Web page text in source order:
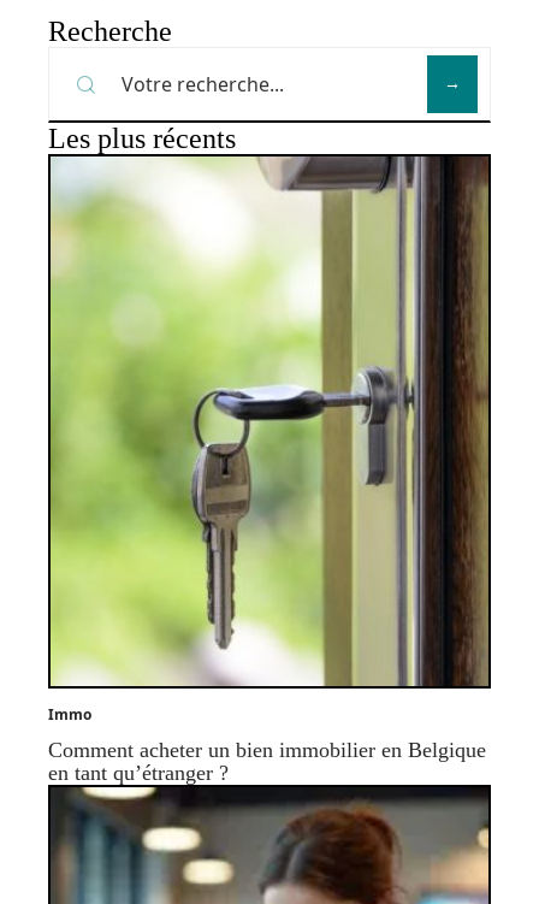
Recherche
Les plus récents
Immo
Comment acheter un bien immobilier en Belgique
en tant qu’étranger ?